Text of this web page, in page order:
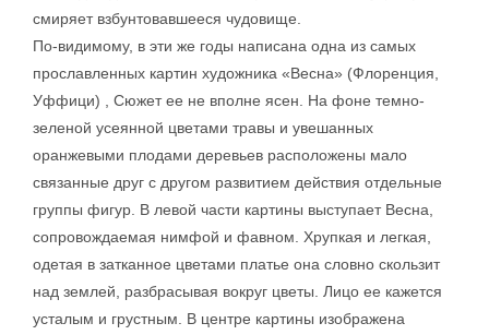
смиряет взбунтовавшееся чудовище.
По-видимому, в эти же годы написана одна из самых
прославленных картин художника «Весна» (Флоренция,
Уффици) , Сюжет ее не вполне ясен. На фоне темно-
зеленой усеянной цветами травы и увешанных
оранжевыми плодами деревьев расположены мало
связанные друг с другом развитием действия отдельные
группы фигур. В левой части картины выступает Весна,
сопровождаемая нимфой и фавном. Хрупкая и легкая,
одетая в затканное цветами платье она словно скользит
над землей, разбрасывая вокруг цветы. Лицо ее кажется
усталым и грустным. В центре картины изображена